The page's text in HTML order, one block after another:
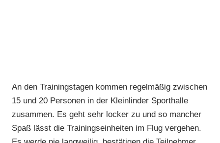
An den Trainingstagen kommen regelmäßig zwischen
15 und 20 Personen in der Kleinlinder Sporthalle
zusammen. Es geht sehr locker zu und so mancher
Spaß lässt die Trainingseinheiten im Flug vergehen.